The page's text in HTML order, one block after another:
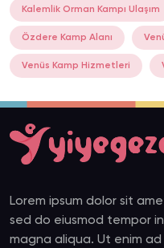
Kalemlik Orman Kampı Ulaşım
Özdere Kamp Alanı
Venüs Kamp Hizmetleri
Lorem ipsum dolor sit
sed do eiusmod tempor
magna aliqua. Ut enim